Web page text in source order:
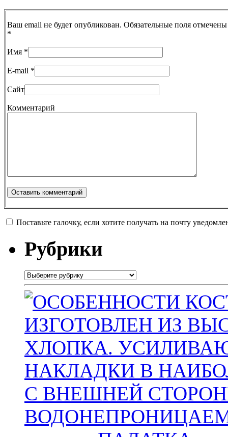
Ваш email не будет опубликован. Обязательные поля отмечены
*
Имя *
E-mail *
Сайт
Комментарий
Поставьте галочку, если хотите получать на почту
Рубрики